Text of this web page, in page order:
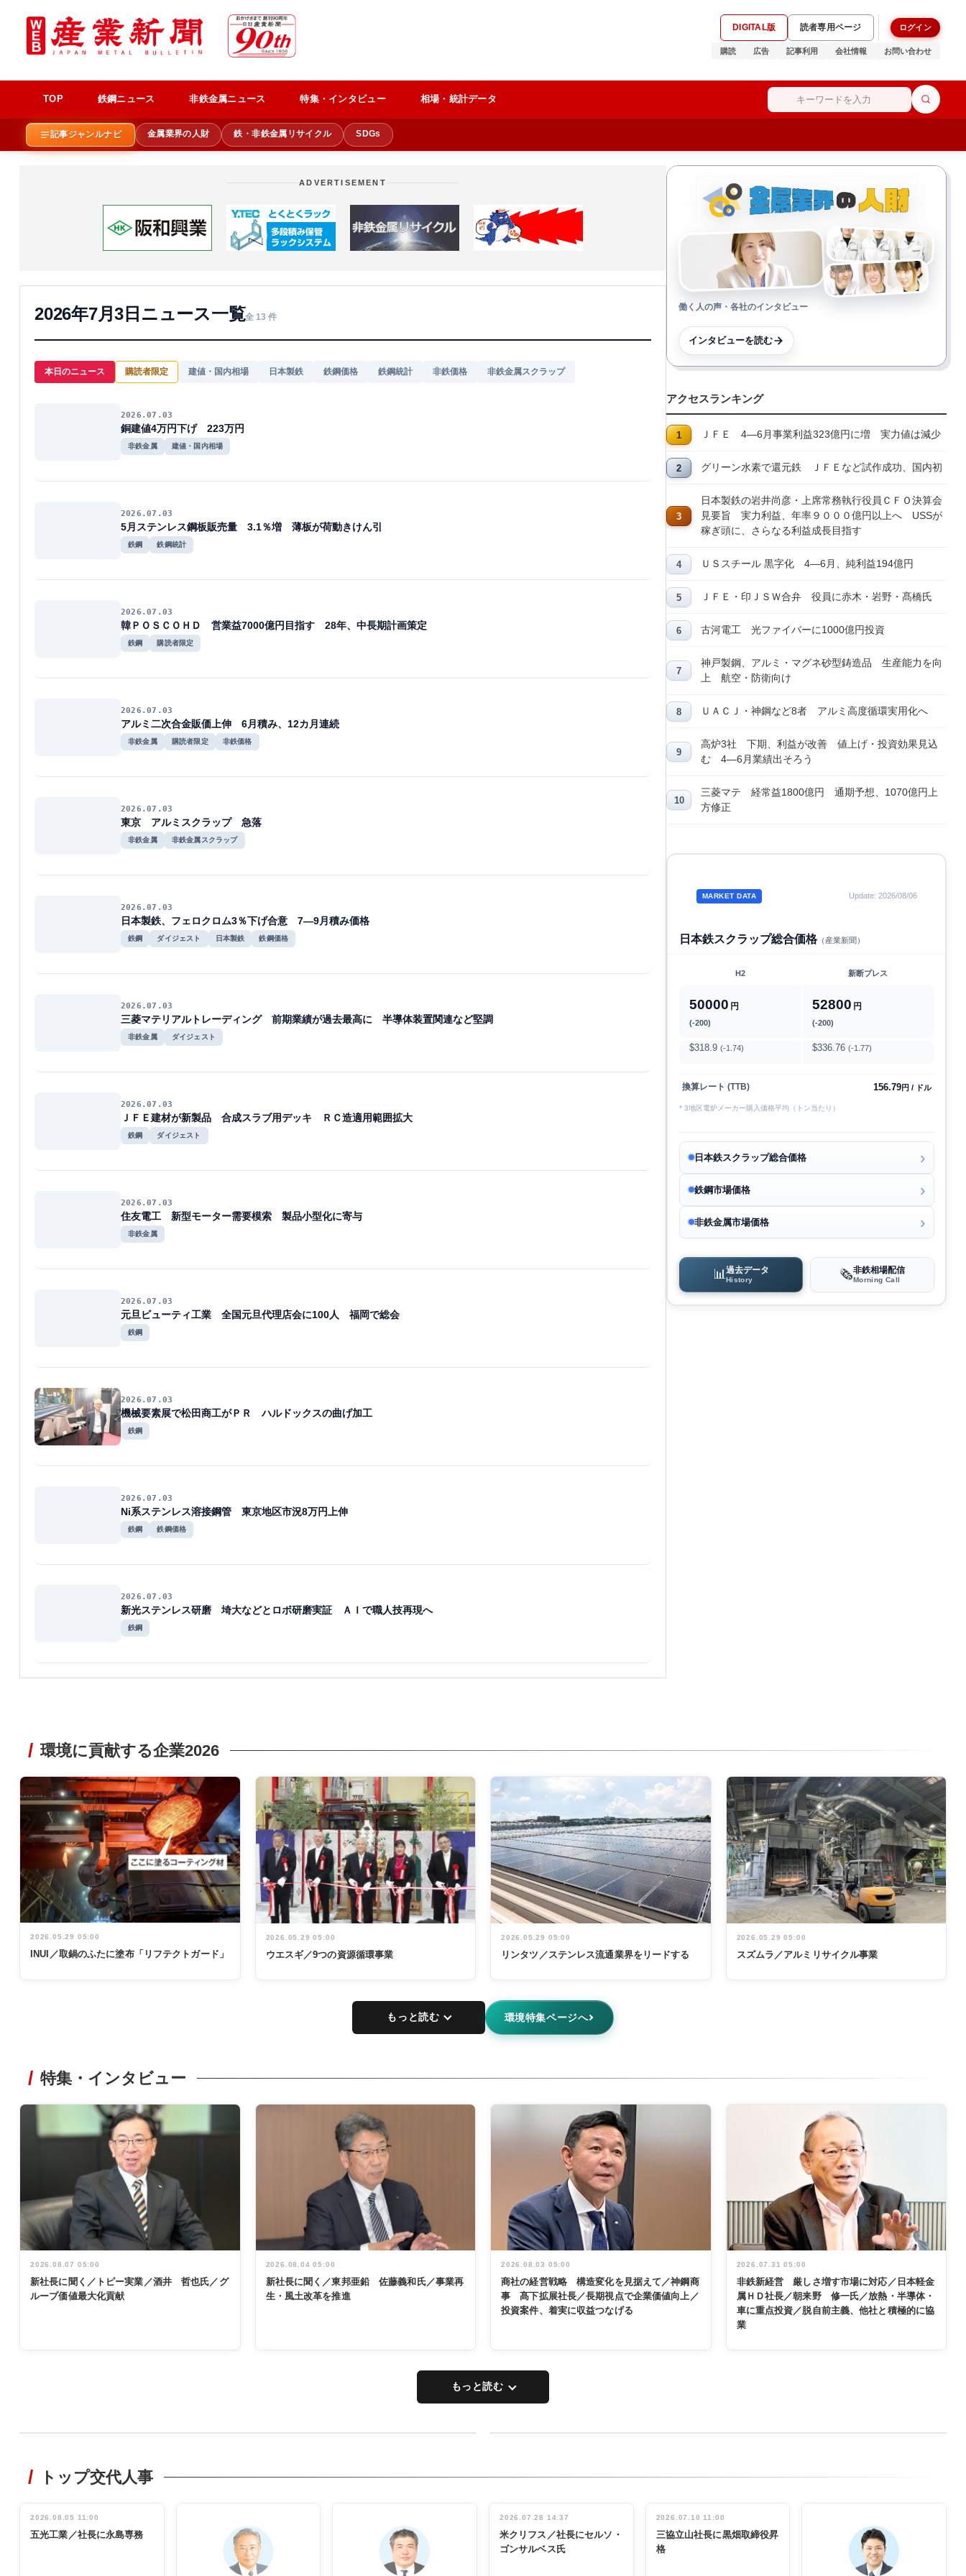
DIGITAL版 読者専用ページ ログイン
購読 広告 記事利用 会社情報 お問い合わせ
TOP 鉄鋼ニュース 非鉄金属ニュース 特集・インタビュー 相場・統計データ
記事ジャンルナビ 金属業界の人財 鉄・非鉄金属リサイクル SDGs
ADVERTISEMENT
2026年7月3日ニュース一覧全 13 件
本日のニュース 購読者限定 建値・国内相場 日本製鉄 鉄鋼価格 鉄鋼統計 非鉄価格 非鉄金属スクラップ
2026.07.03
銅建値4万円下げ 223万円
非鉄金属 建値・国内相場
2026.07.03
5月ステンレス鋼板販売量 3.1％増 薄板が荷動きけん引
鉄鋼 鉄鋼統計
2026.07.03
韓ＰＯＳＣＯＨＤ 営業益7000億円目指す 28年、中長期計画策定
鉄鋼 購読者限定
2026.07.03
アルミ二次合金販価上伸 6月積み、12カ月連続
非鉄金属 購読者限定 非鉄価格
2026.07.03
東京 アルミスクラップ 急落
非鉄金属 非鉄金属スクラップ
2026.07.03
日本製鉄、フェロクロム3％下げ合意 7―9月積み価格
鉄鋼 ダイジェスト 日本製鉄 鉄鋼価格
2026.07.03
三菱マテリアルトレーディング 前期業績が過去最高に 半導体装置関連など堅調
非鉄金属 ダイジェスト
2026.07.03
ＪＦＥ建材が新製品 合成スラブ用デッキ ＲＣ造適用範囲拡大
鉄鋼 ダイジェスト
2026.07.03
住友電工 新型モーター需要模索 製品小型化に寄与
非鉄金属
2026.07.03
元旦ビューティ工業 全国元旦代理店会に100人 福岡で総会
鉄鋼
2026.07.03
機械要素展で松田商工がＰＲ ハルドックスの曲げ加工
鉄鋼
2026.07.03
Ni系ステンレス溶接鋼管 東京地区市況8万円上伸
鉄鋼 鉄鋼価格
2026.07.03
新光ステンレス研磨 埼大などとロボ研磨実証 ＡＩで職人技再現へ
鉄鋼
働く人の声・各社のインタビュー
インタビューを読む
アクセスランキング
ＪＦＥ 4―6月事業利益323億円に増 実力値は減少
グリーン水素で還元鉄 ＪＦＥなど試作成功、国内初
日本製鉄の岩井尚彦・上席常務執行役員ＣＦＯ決算会
見要旨 実力利益、年率９０００億円以上へ USSが
稼ぎ頭に、さらなる利益成長目指す
ＵＳスチール 黒字化 4―6月、純利益194億円
ＪＦＥ・印ＪＳＷ合弁 役員に赤木・岩野・髙橋氏
古河電工 光ファイバーに1000億円投資
神戸製鋼、アルミ・マグネ砂型鋳造品 生産能力を向
上 航空・防衛向け
ＵＡＣＪ・神鋼など8者 アルミ高度循環実用化へ
高炉3社 下期、利益が改善 値上げ・投資効果見込
む 4―6月業績出そろう
三菱マテ 経常益1800億円 通期予想、1070億円上
方修正
MARKET DATA Update: 2026/08/06
日本鉄スクラップ総合価格（産業新聞）
H2 新断プレス
50000 円
(-200)
52800 円
(-200)
$318.9 (-1.74) $336.76 (-1.77)
換算レート (TTB) 156.79円 / ドル
* 3地区電炉メーカー購入価格平均（トン当たり）
日本鉄スクラップ総合価格
鉄鋼市場価格
非鉄金属市場価格
📊 過去データ
History 🗞️非鉄相場配信
Morning Call
環境に貢献する企業2026
2026.05.29 05:00
INUI／取鍋のふたに塗布「リフテクトガード」
2026.05.29 05:00
ウエスギ／9つの資源循環事業
2026.05.29 05:00
リンタツ／ステンレス流通業界をリードする
2026.05.29 05:00
スズムラ／アルミリサイクル事業
もっと読む 環境特集ページへ
特集・インタビュー
2026.08.07 05:00
新社長に聞く／トピー実業／酒井 哲也氏／グ
ループ価値最大化貢献
2026.08.04 05:00
新社長に聞く／東邦亜鉛 佐藤義和氏／事業再
生・風土改革を推進
2026.08.03 05:00
商社の経営戦略 構造変化を見据えて／神鋼商
事 髙下拡展社長／長期視点で企業価値向上／
投資案件、着実に収益つなげる
2026.07.31 05:00
非鉄新経営 厳しさ増す市場に対応／日本軽金
属ＨＤ社長／朝来野 修一氏／放熱・半導体・
車に重点投資／脱自前主義、他社と積極的に協
業
もっと読む
非鉄業界で
管理職編
インタビュ
ー／社内ア
INTERVIEW
念祝う 業界
関係者ら220
人出席
トップ交代人事
2026.08.05 11:00
五光工業／社長に永島専務
2026.07.28 14:37
米クリフス／社長にセルソ・
ゴンサルベス氏
2026.07.10 11:00
三協立山社長に黒畑取締役昇
格